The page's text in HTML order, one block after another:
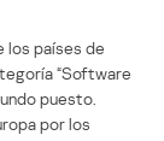
los países de
“Software
puesto.
por los